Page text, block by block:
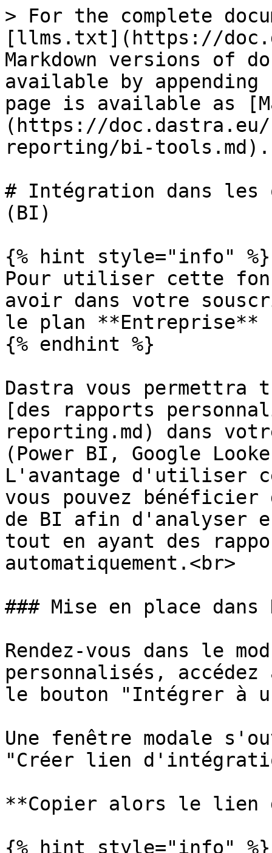
> For the complete
[llms.txt](https://
Markdown versions of
available by
page is available as
(https://doc.dastra.eu/
reporting/bi-tools.md).
# Intégration dans les
(BI)
{% hint style="info" %}
Pour utiliser cette
avoir dans votre
le plan **Entreprise**
{% endhint %}
Dastra vous permettra
[des rapports
reporting.md) dans
(Power BI, Google
L'avantage d'utiliser
vous pouvez
de BI afin d'analyser
tout en ayant des
automatiquement.<br>
### Mise en place dans
Rendez-vous dans le
personnalisés,
le bouton "Intégrer à
Une fenêtre modale
"Créer lien
**Copier alors le lien
{% hint style="info" %}